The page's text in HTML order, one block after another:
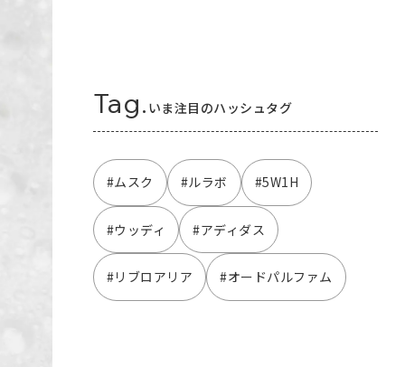
Tag. いま注目のハッシュタグ
#ムスク #ルラボ #5W1H
#ウッディ #アディダス
#リブロアリア #オードパルファム